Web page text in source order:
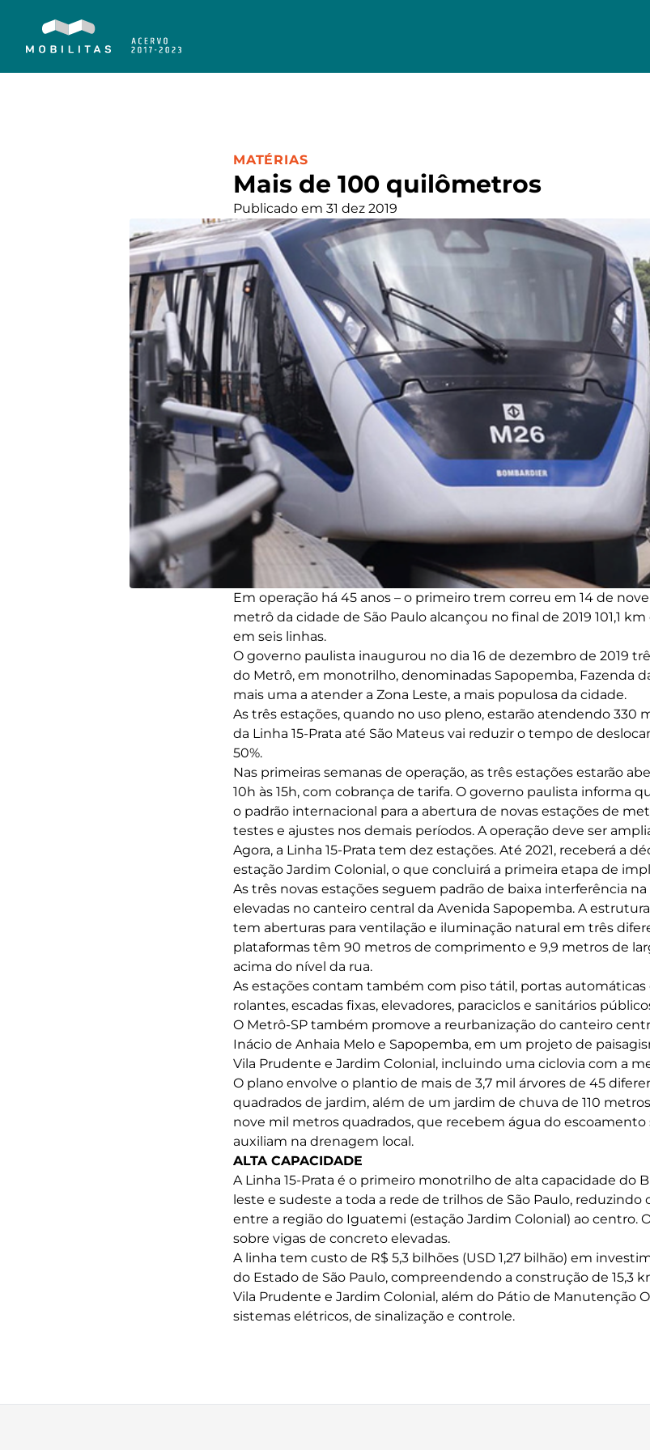
Mais de 100 quilômetros
CATEGORIA:
MATÉRIAS
Publicado em 31 dez 2019
Em operação há 45 anos – o primeiro trem correu em 14 de
metrô da cidade de São Paulo alcançou no final de 2019 101,1
em seis linhas.
O governo paulista inaugurou no dia 16 de dezembro de 2019
do Metrô, em monotrilho, denominadas Sapopemba, Fazenda
mais uma a atender a Zona Leste, a mais populosa da cidade.
As três estações, quando no uso pleno, estarão atendendo 330
da Linha 15-Prata até São Mateus vai reduzir o tempo de
50%.
Nas primeiras semanas de operação, as três estações estarão
10h às 15h, com cobrança de tarifa. O governo paulista informa
o padrão internacional para a abertura de novas estações de
testes e ajustes nos demais períodos. A operação deve ser
Agora, a Linha 15-Prata tem dez estações. Até 2021, receberá a
estação Jardim Colonial, o que concluirá a primeira etapa de
As três novas estações seguem padrão de baixa interferência
elevadas no canteiro central da Avenida Sapopemba. A
tem aberturas para ventilação e iluminação natural em três
plataformas têm 90 metros de comprimento e 9,9 metros de
acima do nível da rua.
As estações contam também com piso tátil, portas automáticas
rolantes, escadas fixas, elevadores, paraciclos e sanitários
O Metrô-SP também promove a reurbanização do canteiro
Inácio de Anhaia Melo e Sapopemba, em um projeto de
Vila Prudente e Jardim Colonial, incluindo uma ciclovia com a
O plano envolve o plantio de mais de 3,7 mil árvores de 45
quadrados de jardim, além de um jardim de chuva de 110
nove mil metros quadrados, que recebem água do
auxiliam na drenagem local.
ALTA CAPACIDADE
A Linha 15-Prata é o primeiro monotrilho de alta capacidade do
leste e sudeste a toda a rede de trilhos de São Paulo,
entre a região do Iguatemi (estação Jardim Colonial) ao centro.
sobre vigas de concreto elevadas.
A linha tem custo de R$ 5,3 bilhões (USD 1,27 bilhão) em
do Estado de São Paulo, compreendendo a construção de 15,3
Vila Prudente e Jardim Colonial, além do Pátio de Manutenção
sistemas elétricos, de sinalização e controle.